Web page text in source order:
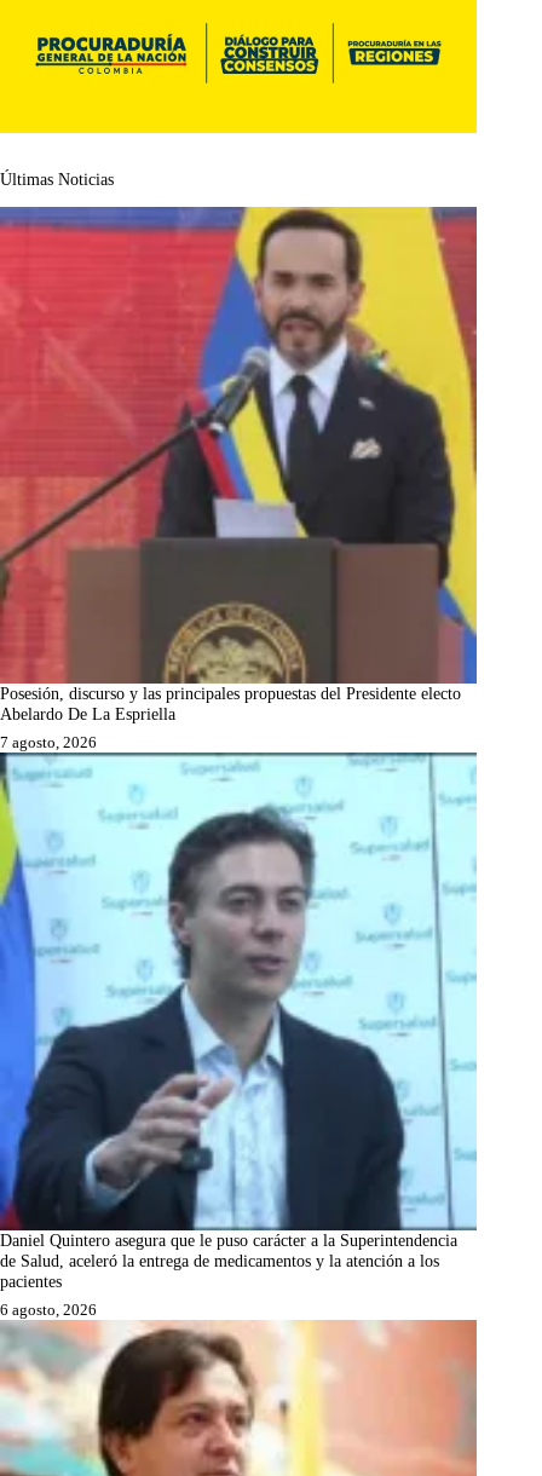
Últimas Noticias
Posesión, discurso y las principales propuestas del Presidente electo
Abelardo De La Espriella
7 agosto, 2026
Daniel Quintero asegura que le puso carácter a la Superintendencia
de Salud, aceleró la entrega de medicamentos y la atención a los
pacientes
6 agosto, 2026